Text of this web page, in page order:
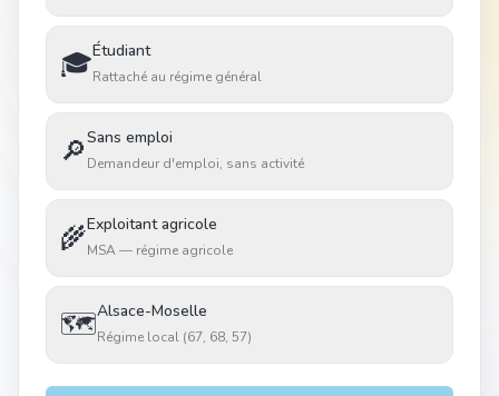
🎓Étudiant
Rattaché au régime général
🔎Sans emploi
Demandeur d'emploi, sans activité
🌾Exploitant agricole
MSA — régime agricole
🗺️Alsace-Moselle
Régime local (67, 68, 57)